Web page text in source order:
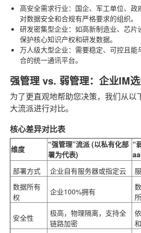
高安全需求行业：国企、军工单位、
对数据安全和合规有严格要求的组织。
研发密集型企业：如高新制造业、芯片
保护核心知识产权和研发数据。
万人级大型企业：需要稳定、可控且能
合的统一通讯平台。
强管理 vs. 弱管理：企业IM
为了更直观地帮助您决策，我们从以
大流派进行对比。
核心差异对比表
维度
“强管理”流派 (以私有化部
署为代表)
“
部署方式
企业自有服务器或指定云
数据所有
权
企业100%拥有
安全性 极高，物理隔离，支持全
链路加密